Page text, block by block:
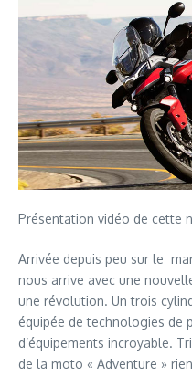
Présentation vidéo de cette
Arrivée depuis peu sur le
nous arrive avec une
une révolution. Un trois
équipée de technologies de
d’équipements incroyable.
de la moto « Adventure »